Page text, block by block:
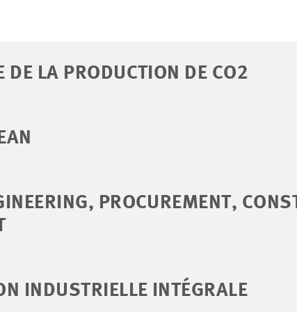
DE LA PRODUCTION DE CO2
PROCUREMENT,
INDUSTRIELLE INTÉGRALE